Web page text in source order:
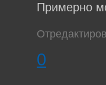
Примерно
0